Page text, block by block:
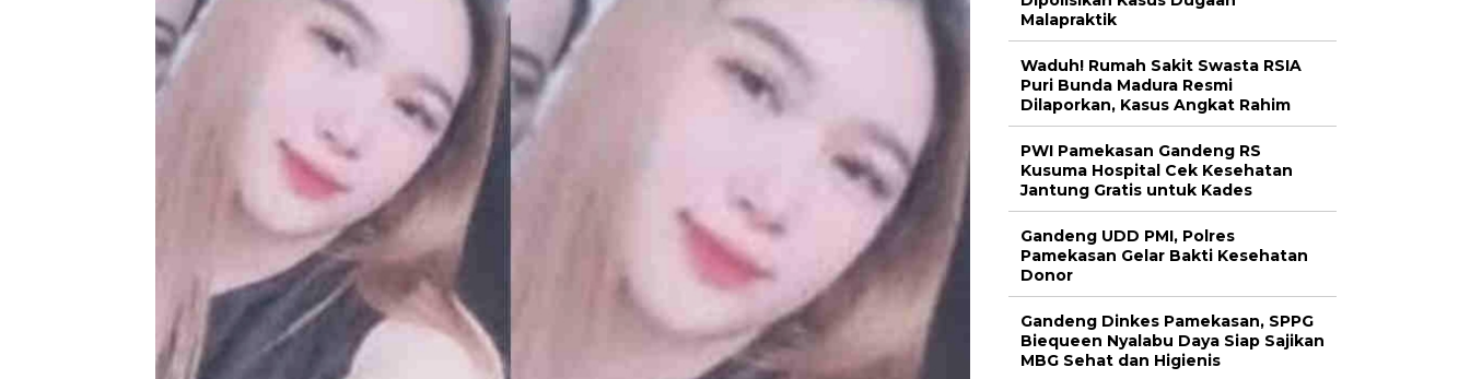
Malapraktik
Waduh! Rumah Sakit Swasta RSIA
Puri Bunda Madura Resmi
Dilaporkan, Kasus Angkat Rahim
PWI Pamekasan Gandeng RS
Kusuma Hospital Cek Kesehatan
Jantung Gratis untuk Kades
Gandeng UDD PMI, Polres
Pamekasan Gelar Bakti Kesehatan
Donor
Gandeng Dinkes Pamekasan, SPPG
Biequeen Nyalabu Daya Siap Sajikan
MBG Sehat dan Higienis